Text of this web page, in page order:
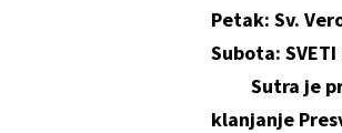
Petak: Sv.
Subota:
Sutra je
klanjanje